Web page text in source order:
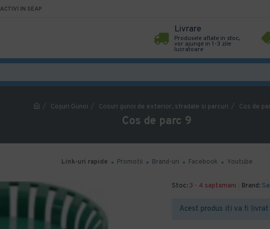
ACTIVI IN SEAP
Livrare
Produsele aflate in stoc,
vor ajunge in 1-3 zile
lucratoare
Coşuri Gunoi Cosuri gunoi de exterior, stradale si parcuri Cos de
Cos de parc 9
Link-uri rapide Promotii Brand-uri Facebook Youtube
Stoc: 3 - 4 saptamani Brand:
Acest produs iti va fi